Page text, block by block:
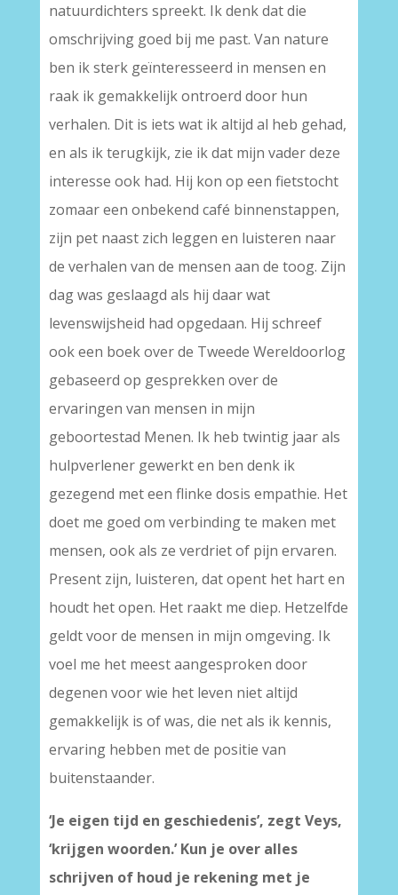
natuurdichters spreekt. Ik denk dat die
omschrijving goed bij me past. Van nature
ben ik sterk geïnteresseerd in mensen en
raak ik gemakkelijk ontroerd door hun
verhalen. Dit is iets wat ik altijd al heb gehad,
en als ik terugkijk, zie ik dat mijn vader deze
interesse ook had. Hij kon op een fietstocht
zomaar een onbekend café binnenstappen,
zijn pet naast zich leggen en luisteren naar
de verhalen van de mensen aan de toog. Zijn
dag was geslaagd als hij daar wat
levenswijsheid had opgedaan. Hij schreef
ook een boek over de Tweede Wereldoorlog
gebaseerd op gesprekken over de
ervaringen van mensen in mijn
geboortestad Menen. Ik heb twintig jaar als
hulpverlener gewerkt en ben denk ik
gezegend met een flinke dosis empathie. Het
doet me goed om verbinding te maken met
mensen, ook als ze verdriet of pijn ervaren.
Present zijn, luisteren, dat opent het hart en
houdt het open. Het raakt me diep. Hetzelfde
geldt voor de mensen in mijn omgeving. Ik
voel me het meest aangesproken door
degenen voor wie het leven niet altijd
gemakkelijk is of was, die net als ik kennis,
ervaring hebben met de positie van
buitenstaander.
‘Je eigen tijd en geschiedenis’, zegt Veys,
‘krijgen woorden.’ Kun je over alles
schrijven of houd je rekening met je